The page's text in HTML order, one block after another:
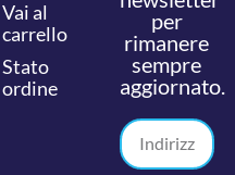
Vai al
carrello
Stato
ordine
per
rimanere
sempre
aggiornato.